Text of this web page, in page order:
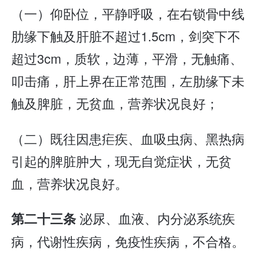
（一）仰卧位，平静呼吸，在右锁骨中线
肋缘下触及肝脏不超过1.5cm，剑突下不
超过3cm，质软，边薄，平滑，无触痛、
叩击痛，肝上界在正常范围，左肋缘下未
触及脾脏，无贫血，营养状况良好；
（二）既往因患疟疾、血吸虫病、黑热病
引起的脾脏肿大，现无自觉症状，无贫
血，营养状况良好。
第二十三条泌尿、血液、内分泌系统疾
病，代谢性疾病，免疫性疾病，不合格。